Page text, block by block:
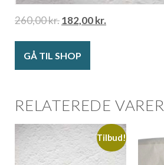
260,00kr.182,00kr.
GÅ TIL SHOP
RELATEREDE VARER
Tilbud!